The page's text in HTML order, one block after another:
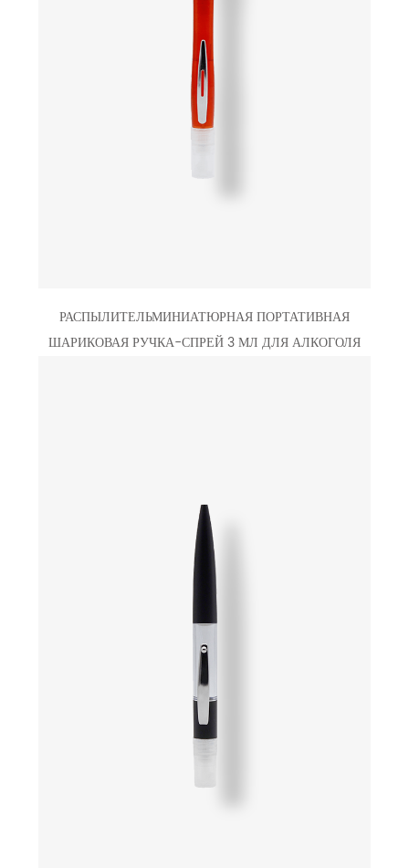
РАСПЫЛИТЕЛЬМИНИАТЮРНАЯ ПОРТАТИВНАЯ
ШАРИКОВАЯ РУЧКА-СПРЕЙ 3 МЛ ДЛЯ АЛКОГОЛЯ